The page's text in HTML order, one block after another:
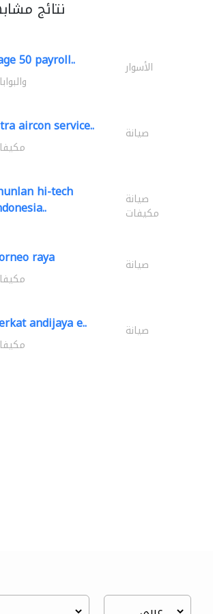
printing..
نتائج
50 payroll.. الأسوار
aircon service.. صيانة
hi-tech صيانة
مكيفات
raya صيانة
andijaya e.. صيانة